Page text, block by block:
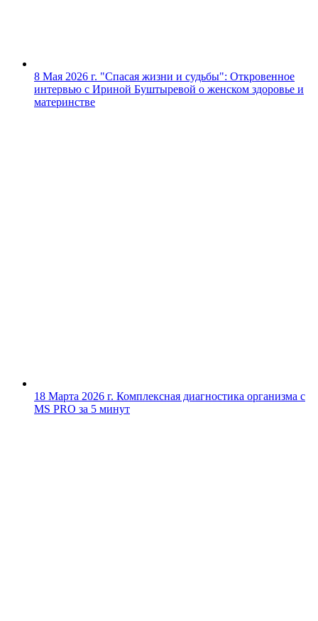
8 Мая 2026 г. "Спасая жизни и судьбы": Откровенное
интервью с Ириной Буштыревой о женском здоровье и
материнстве
18 Марта 2026 г. Комплексная диагностика организма с
MS PRO за 5 минут